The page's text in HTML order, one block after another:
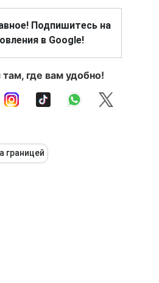
Подпишитесь на
в Google!
где вам удобно!
границей